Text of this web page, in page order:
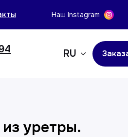
Наш Instagram
RU
уретры.